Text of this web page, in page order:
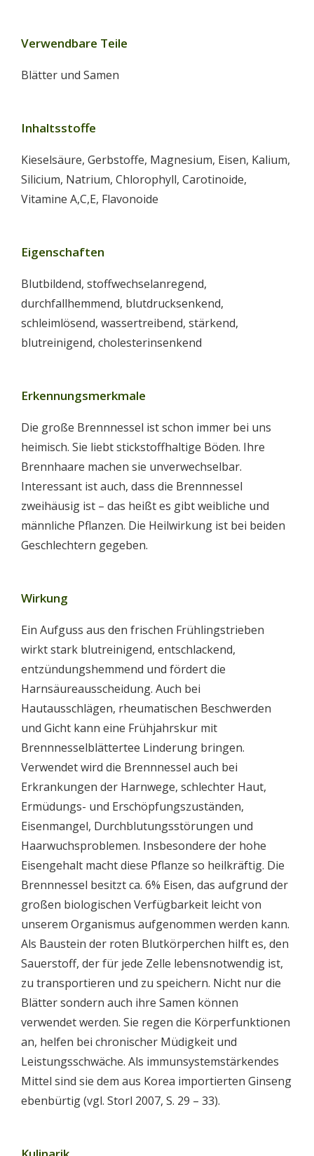
Verwendbare Teile
Blätter und Samen
Inhaltsstoffe
Kieselsäure, Gerbstoffe, Magnesium, Eisen, Kalium,
Silicium, Natrium, Chlorophyll, Carotinoide,
Vitamine A,C,E, Flavonoide
Eigenschaften
Blutbildend, stoffwechselanregend,
durchfallhemmend, blutdrucksenkend,
schleimlösend, wassertreibend, stärkend,
blutreinigend, cholesterinsenkend
Erkennungsmerkmale
Die große Brennnessel ist schon immer bei uns
heimisch. Sie liebt stickstoffhaltige Böden. Ihre
Brennhaare machen sie unverwechselbar.
Interessant ist auch, dass die Brennnessel
zweihäusig ist – das heißt es gibt weibliche und
männliche Pflanzen. Die Heilwirkung ist bei beiden
Geschlechtern gegeben.
Wirkung
Ein Aufguss aus den frischen Frühlingstrieben
wirkt stark blutreinigend, entschlackend,
entzündungshemmend und fördert die
Harnsäureausscheidung. Auch bei
Hautausschlägen, rheumatischen Beschwerden
und Gicht kann eine Frühjahrskur mit
Brennnesselblättertee Linderung bringen.
Verwendet wird die Brennnessel auch bei
Erkrankungen der Harnwege, schlechter Haut,
Ermüdungs- und Erschöpfungszuständen,
Eisenmangel, Durchblutungsstörungen und
Haarwuchsproblemen. Insbesondere der hohe
Eisengehalt macht diese Pflanze so heilkräftig. Die
Brennnessel besitzt ca. 6% Eisen, das aufgrund der
großen biologischen Verfügbarkeit leicht von
unserem Organismus aufgenommen werden kann.
Als Baustein der roten Blutkörperchen hilft es, den
Sauerstoff, der für jede Zelle lebensnotwendig ist,
zu transportieren und zu speichern. Nicht nur die
Blätter sondern auch ihre Samen können
verwendet werden. Sie regen die Körperfunktionen
an, helfen bei chronischer Müdigkeit und
Leistungsschwäche. Als immunsystemstärkendes
Mittel sind sie dem aus Korea importierten Ginseng
ebenbürtig (vgl. Storl 2007, S. 29 – 33).